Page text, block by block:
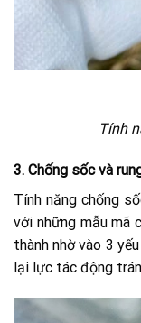
Tính
3. Chống sốc và
Tính năng chống
với những mẫu mã
thành nhờ vào 3
lại lực tác động